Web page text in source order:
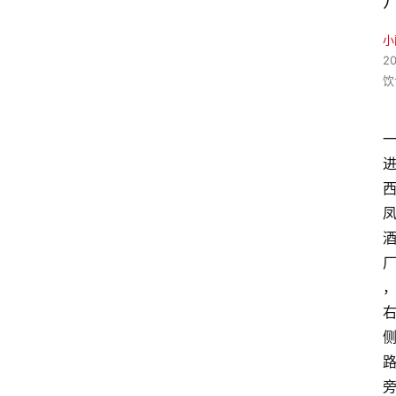
一
进
西
凤
酒
厂
，
右
侧
路
旁